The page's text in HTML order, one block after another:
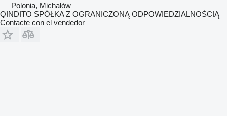
Polonia, Michałów
QINDITO SPÓŁKA Z OGRANICZONĄ ODPOWIEDZIALNOŚCIĄ
Contacte con el vendedor